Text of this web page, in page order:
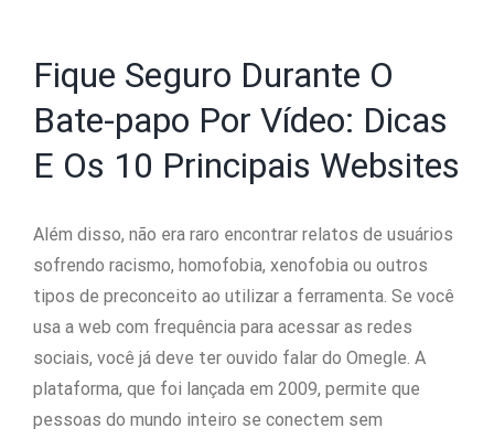
Fique Seguro Durante O
Bate-papo Por Vídeo: Dicas
E Os 10 Principais Websites
Além disso, não era raro encontrar relatos de usuários
sofrendo racismo, homofobia, xenofobia ou outros
tipos de preconceito ao utilizar a ferramenta. Se você
usa a web com frequência para acessar as redes
sociais, você já deve ter ouvido falar do Omegle. A
plataforma, que foi lançada em 2009, permite que
pessoas do mundo inteiro se conectem sem